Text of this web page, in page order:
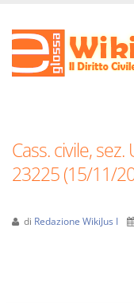
Cass. civile,
23225 (15/11/
di Redazione WikiJus I